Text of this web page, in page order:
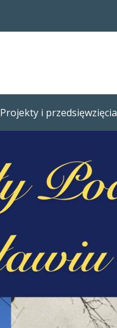
Projekty i przedsięwzięcia